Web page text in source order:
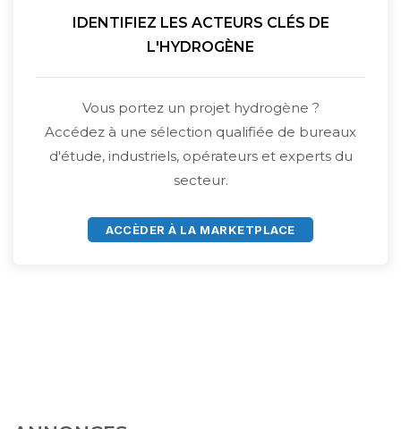
IDENTIFIEZ LES ACTEURS CLÉS DE
L'HYDROGÈNE
Vous portez un projet hydrogène ?
Accédez à une sélection qualifiée de bureaux
d'étude, industriels, opérateurs et experts du
secteur.
ACCÈDER À LA MARKETPLACE